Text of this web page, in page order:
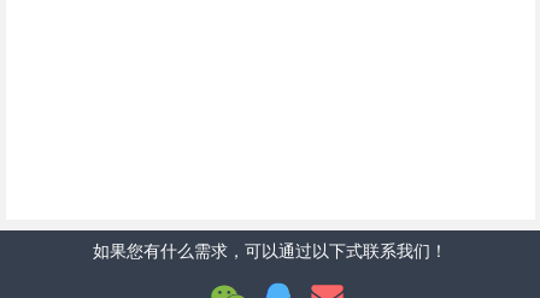
如果您有什么需求，可以通过以下式联系我们！